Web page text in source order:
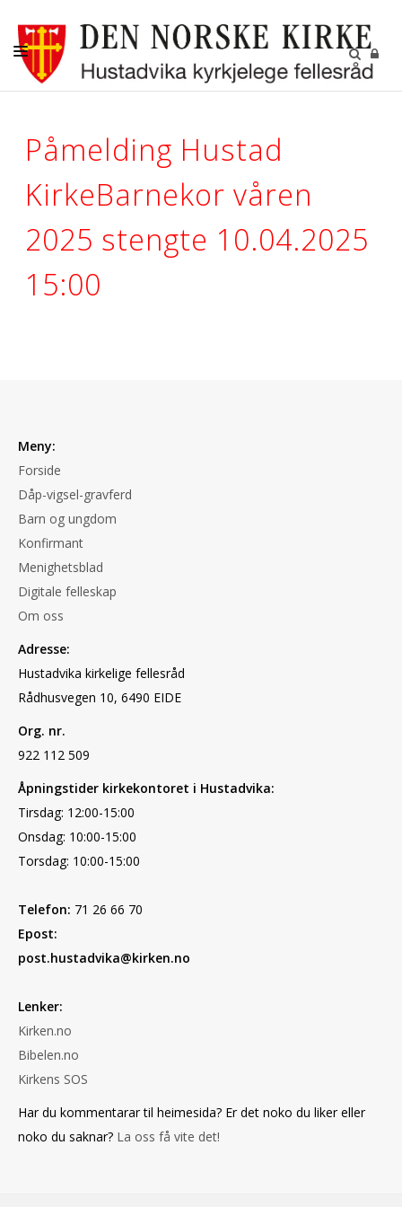
BARN OG UNGDOM
GRAVPLASSENE
OM OSS
Påmelding Hustad
KirkeBarnekor våren
2025 stengte 10.04.2025
15:00
Meny:
Forside
Dåp-vigsel-gravferd
Barn og ungdom
Konfirmant
Menighetsblad
Digitale felleskap
Om oss
Adresse:
Hustadvika kirkelige fellesråd
Rådhusvegen 10, 6490 EIDE
Org. nr.
922 112 509
Åpningstider kirkekontoret i Hustadvika:
Tirsdag: 12:00-15:00
Onsdag: 10:00-15:00
Torsdag: 10:00-15:00
Telefon: 71 26 66 70
Epost:
post.hustadvika@kirken.no
Lenker:
Kirken.no
Bibelen.no
Kirkens SOS
Har du kommentarar til heimesida? Er det noko du liker eller
noko du saknar? La oss få vite det!